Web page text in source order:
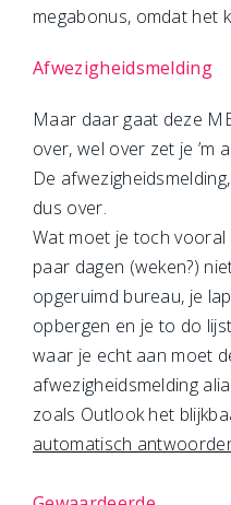
megabonus, omdat het
Afwezigheidsmelding
Maar daar gaat deze
over, wel over zet je ’m
De
dus over.
Wat moet je toch
paar dagen (weken?)
opgeruimd bureau, je
opbergen en je to do
waar je echt aan moet
afwezigheidsmelding
zoals Outlook het
automatisch